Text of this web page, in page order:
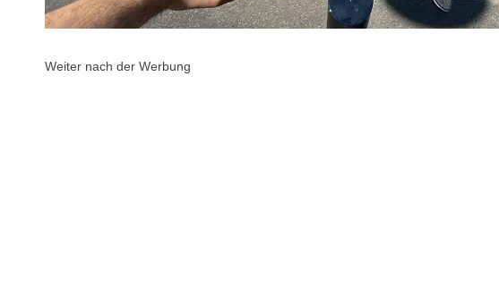
Weiter nach der Werbung